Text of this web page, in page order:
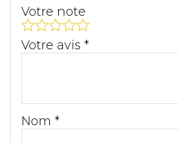
Votre note
Votre avis *
Nom *